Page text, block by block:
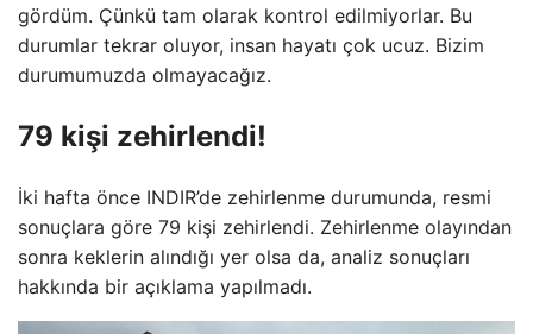
gördüm. Çünkü tam olarak kontrol edilmiyorlar. Bu
durumlar tekrar oluyor, insan hayatı çok ucuz. Bizim
durumumuzda olmayacağız.
79 kişi zehirlendi!
İki hafta önce INDIR’de zehirlenme durumunda, resmi
sonuçlara göre 79 kişi zehirlendi. Zehirlenme olayından
sonra keklerin alındığı yer olsa da, analiz sonuçları
hakkında bir açıklama yapılmadı.